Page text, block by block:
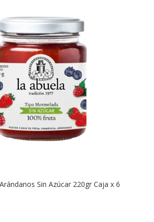
Sin Azúcar 220gr Caja x 6